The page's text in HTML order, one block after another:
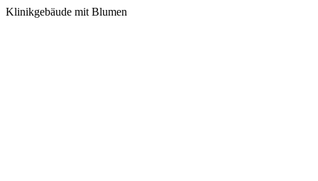
Klinikgebäude mit Blumen